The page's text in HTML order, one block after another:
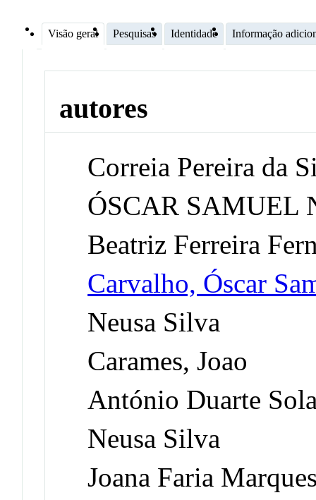
Visão geral Pesquisas Identidade Informação
autores
Correia Pereira da
ÓSCAR SAMUEL
Beatriz Ferreira
Carvalho, Óscar
Neusa Silva
Carames, Joao
António Duarte
Neusa Silva
Joana Faria